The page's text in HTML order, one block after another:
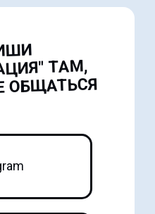
ТАМ,
ОБЩАТЬСЯ